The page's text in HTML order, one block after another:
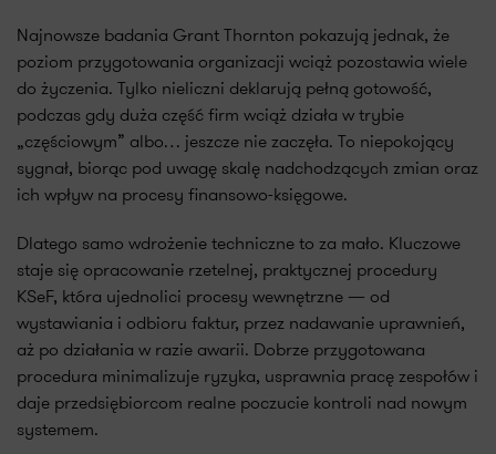
Najnowsze badania Grant Thornton pokazują jednak, że
poziom przygotowania organizacji wciąż pozostawia wiele
do życzenia. Tylko nieliczni deklarują pełną gotowość,
podczas gdy duża część firm wciąż działa w trybie
„częściowym” albo… jeszcze nie zaczęła. To niepokojący
sygnał, biorąc pod uwagę skalę nadchodzących zmian oraz
ich wpływ na procesy finansowo-księgowe.
Dlatego samo wdrożenie techniczne to za mało. Kluczowe
staje się opracowanie rzetelnej, praktycznej procedury
KSeF, która ujednolici procesy wewnętrzne — od
wystawiania i odbioru faktur, przez nadawanie uprawnień,
aż po działania w razie awarii. Dobrze przygotowana
procedura minimalizuje ryzyka, usprawnia pracę zespołów i
daje przedsiębiorcom realne poczucie kontroli nad nowym
systemem.